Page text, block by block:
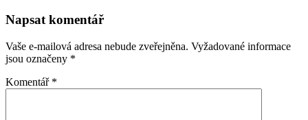
Napsat komentář
Vaše e-mailová adresa nebude zveřejněna. Vyžadované informace
jsou označeny *
Komentář *